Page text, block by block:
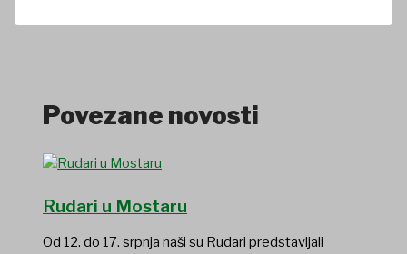
Povezane novosti
Rudari u Mostaru
Od 12. do 17. srpnja naši su Rudari predstavljali